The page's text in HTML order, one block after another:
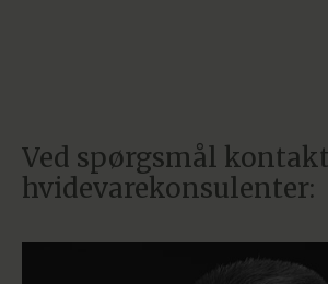
Ved spørgsmål
hvidevarekonsulenter: